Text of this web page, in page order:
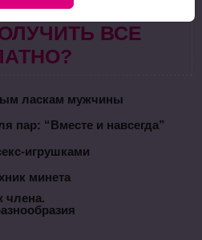
ВСЕ
ласкам мужчины
пар: “Вместе и навсегда”
игрушками
минета
члена.